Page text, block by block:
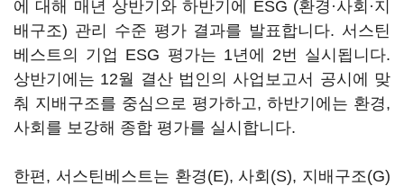
에 대해 매년 상반기와 하반기에 ESG (환경·사회·지
배구조) 관리 수준 평가 결과를 발표합니다. 서스틴
베스트의 기업 ESG 평가는 1년에 2번 실시됩니다.
상반기에는 12월 결산 법인의 사업보고서 공시에 맞
춰 지배구조를 중심으로 평가하고, 하반기에는 환경,
사회를 보강해 종합 평가를 실시합니다.
한편, 서스틴베스트는 환경(E), 사회(S), 지배구조(G)